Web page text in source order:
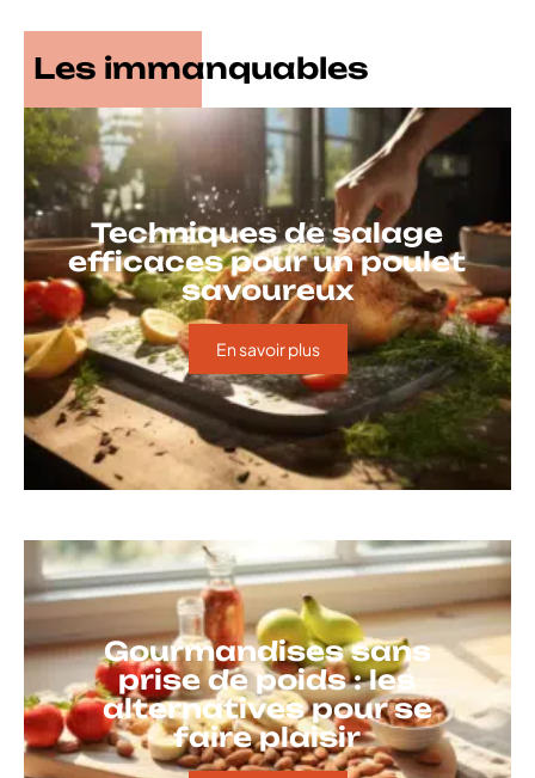
Les immanquables
Techniques de salage
efficaces pour un poulet
savoureux
En savoir plus
Gourmandises sans
prise de poids : les
alternatives pour se
faire plaisir